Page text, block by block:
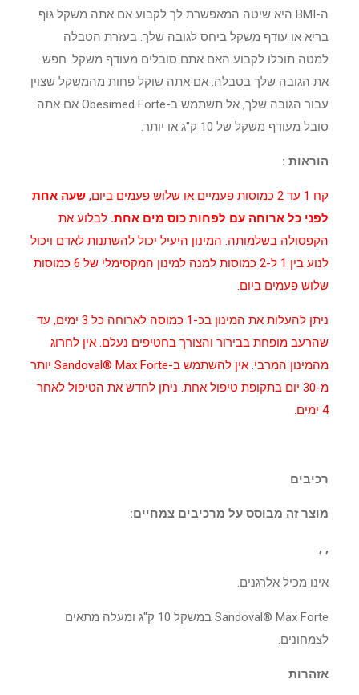
ה-BMI היא שיטה המאפשרת לך לקבוע אם אתה משקל גוף
בריא או עודף משקל ביחס לגובה שלך. בעזרת הטבלה
למטה תוכלו לקבוע האם אתם סובלים מעודף משקל. חפש
את הגובה שלך בטבלה. אם אתה שוקל פחות מהמשקל שצוין
עבור הגובה שלך, אל תשתמש ב-Obesimed Forte אם אתה
סובל מעודף משקל של 10 ק"ג או יותר.
הוראות :
קח 1 עד 2 כמוסות פעמיים או שלוש פעמים ביום,
שעה אחת
לפני כל ארוחה עם לפחות כוס מים אחת. לבלוע את
הקפסולה בשלמותה. המינון היעיל יכול להשתנות לאדם ויכול
לנוע בין 1 ל-2 כמוסות למנה למינון המקסימלי של 6 כמוסות
שלוש פעמים ביום.
ניתן להעלות את המינון בכ-1 כמוסה לארוחה כל 3 ימים, עד
שהרעב מופחת בבירור והצורך בחטיפים נעלם. אין לחרוג
מהמינון המרבי. אין להשתמש ב-Sandoval® Max Forte יותר
מ-30 יום בתקופת טיפול אחת. ניתן לחדש את הטיפול לאחר
4 ימים.
רכיבים
מוצר זה מבוסס על מרכיבים צמחיים:
, ,
אינו מכיל אלרגנים.
Sandoval® Max Forte במשקל 10 ק"ג ומעלה מתאים
לצמחונים.
אזהרות